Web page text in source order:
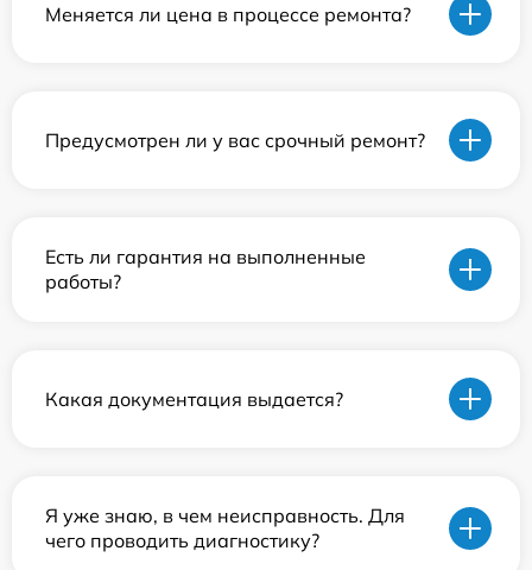
Меняется ли цена в процессе ремонта?
Предусмотрен ли у вас срочный ремонт?
Есть ли гарантия на выполненные
работы?
Какая документация выдается?
Я уже знаю, в чем неисправность. Для
чего проводить диагностику?